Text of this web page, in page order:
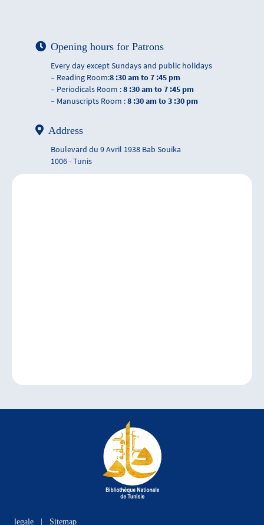
Opening hours for Patrons
Every day except Sundays and public holidays
– Reading Room:8 :30 am to 7 :45 pm
– Periodicals Room :8 :30 am to 7 :45 pm
– Manuscripts Room :8 :30 am to 3 :30 pm
Address
Boulevard du 9 Avril 1938 Bab Souika
1006 - Tunis
legale Sitemap